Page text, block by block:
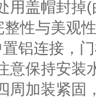
用盖帽封掉(
性与美观
铝连接，
意保持安装
周加装紧固